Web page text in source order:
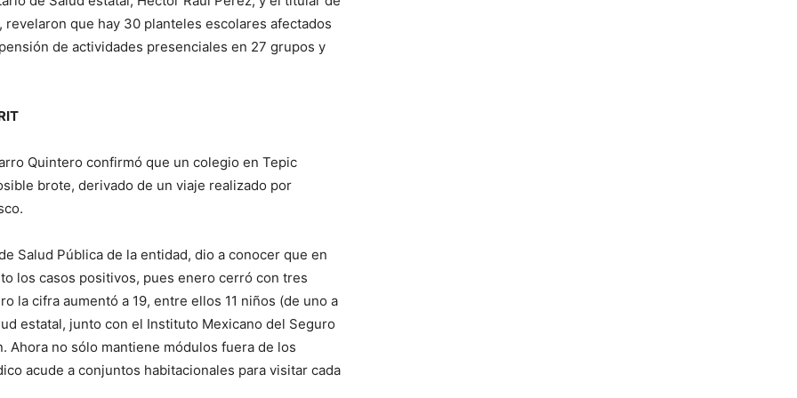
que hay 30 planteles escolares afectados
de actividades presenciales en 27 grupos y
Quintero confirmó que un colegio en Tepic
brote, derivado de un viaje realizado por
Salud Pública de la entidad, dio a conocer que en
los casos positivos, pues enero cerró con tres
la cifra aumentó a 19, entre ellos 11 niños (de uno a
estatal, junto con el Instituto Mexicano del Seguro
Ahora no sólo mantiene módulos fuera de los
acude a conjuntos habitacionales para visitar cada